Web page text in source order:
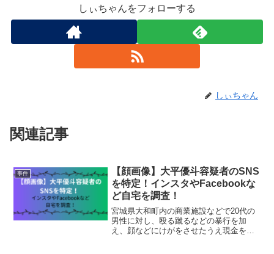
しぃちゃんをフォローする
しぃちゃん
関連記事
事件
【顔画像】大平優斗容疑者のSNS
を特定！インスタやFacebookな
ど自宅を調査！
宮城県大和町内の商業施設などで20代の
男性に対し、殴る蹴るなどの暴行を加
え、顔などにけがをさせたうえ現金を奪